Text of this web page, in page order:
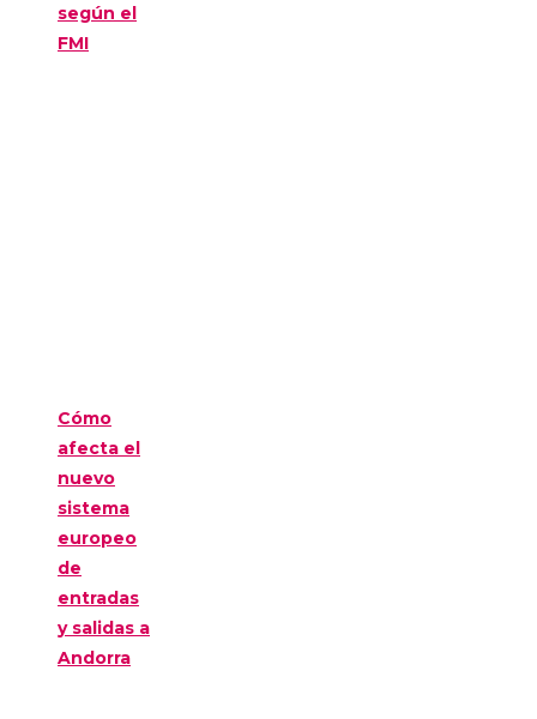
según el
FMI
Cómo
afecta el
nuevo
sistema
europeo
de
entradas
y salidas a
Andorra